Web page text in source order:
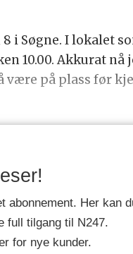
Søgne. I lokalet
10.00. Akkurat
på plass før
Her kan
full tilgang til N247.
for nye kunder.